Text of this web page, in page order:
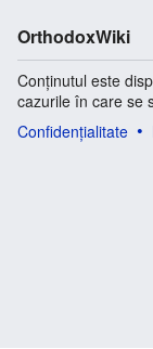
OrthodoxWiki
Conținutul este
cazurile în care se
Confidențialitate